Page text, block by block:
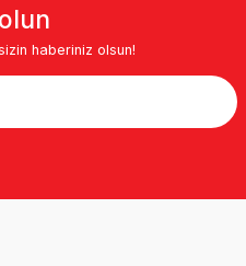
haberiniz olsun!